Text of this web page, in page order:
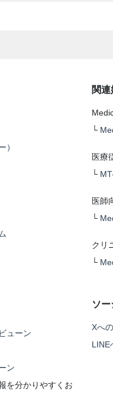
）
ューン
ン
を分かりやすくお
関
└
医療
└
医師
└
クリ
└
ソ
Xへ
LINE